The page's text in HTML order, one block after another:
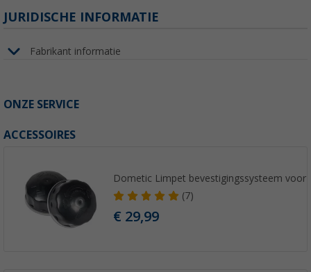
JURIDISCHE INFORMATIE
Fabrikant informatie
ONZE SERVICE
ACCESSOIRES
Dometic Limpet bevestigingssysteem voor
(7)
€ 29,99